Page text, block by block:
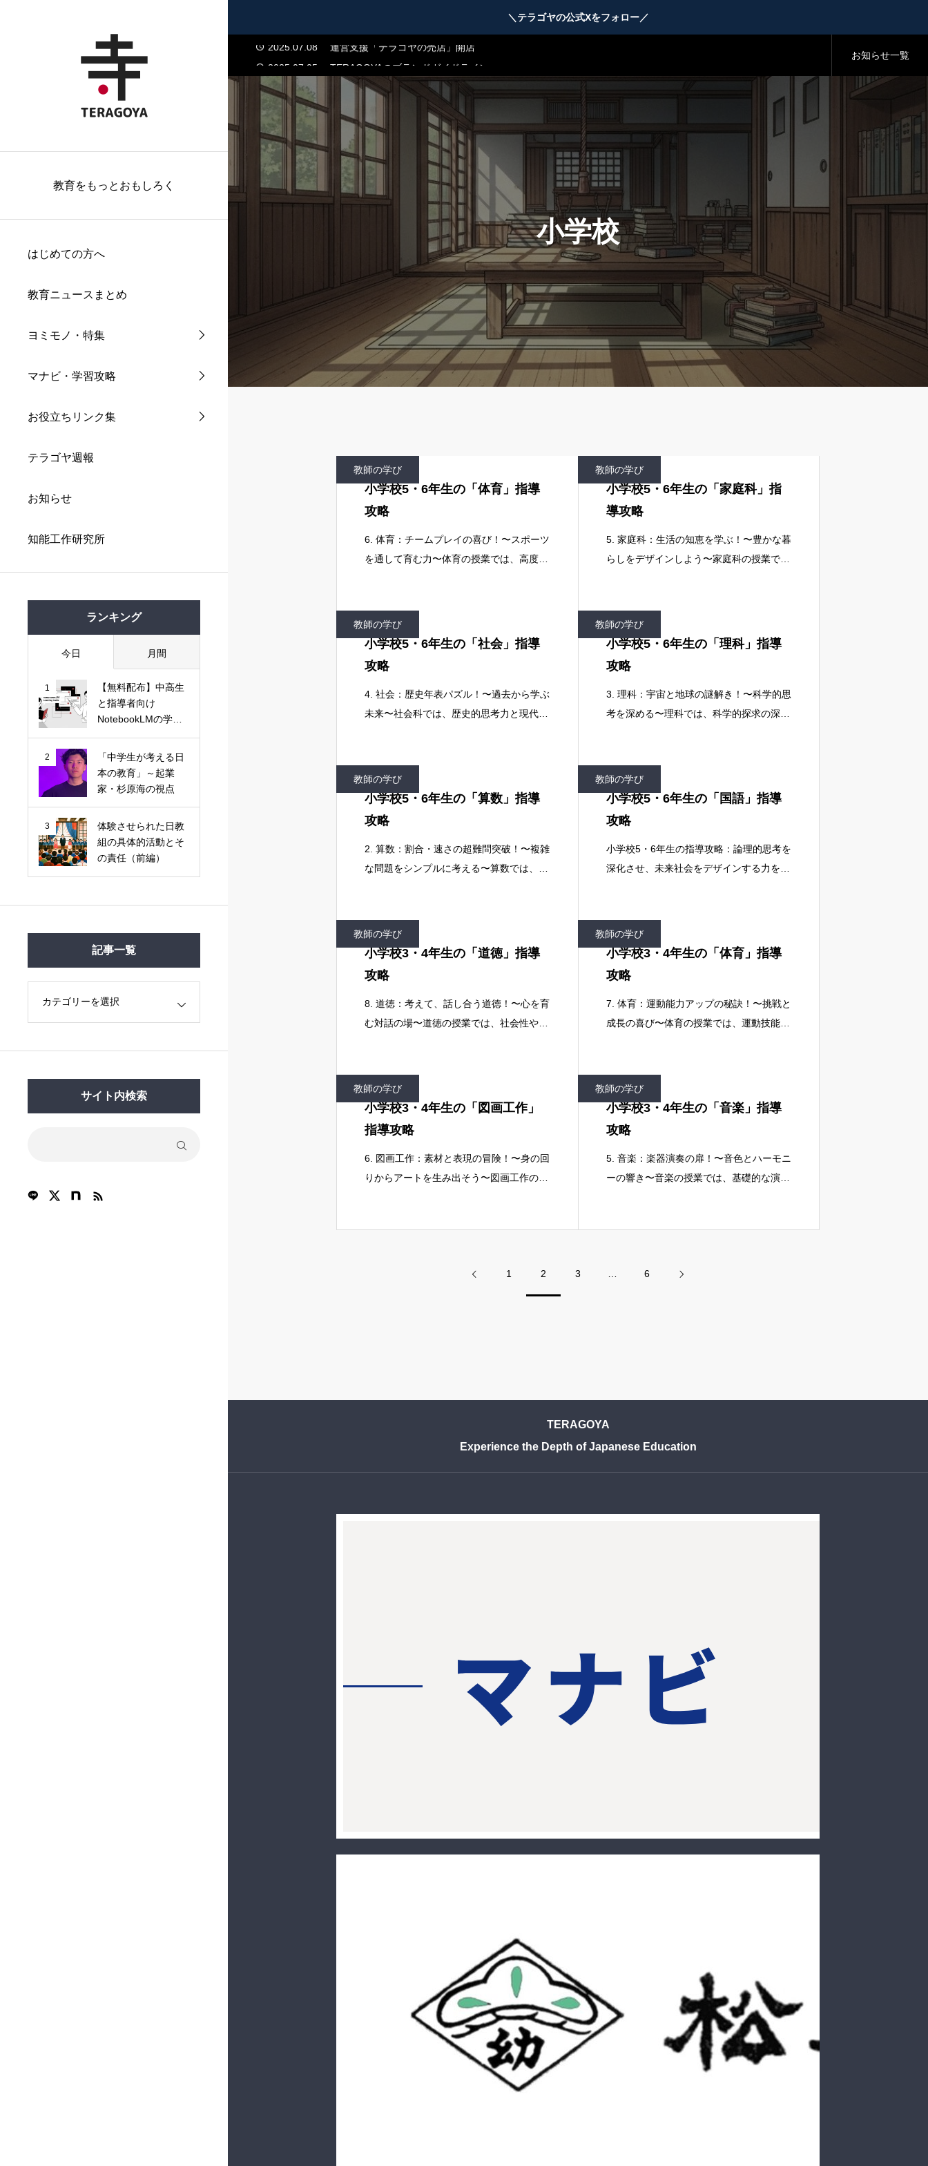
＼テラゴヤの公式Xをフォロー／
教育をもっとおもしろく
はじめての方へ
教育ニュースまとめ
ヨミモノ・特集
マナビ・学習攻略
お役立ちリンク集
テラゴヤ週報
お知らせ
知能工作研究所
ランキング
今日 月間
1
【無料配布】中高生
と指導者向け
NotebookLMの学習
2
「中学生が考える日
本の教育」～起業
家・杉原海の視点
3
体験させられた日教
組の具体的活動とそ
の責任（前編）
記事一覧
サイト内検索
2025.07.08
運営支援「テラゴヤの売店」開店
TERAGOYAのブランドガイドライン
2025.07.04
テラゴヤ正式公開のお知らせ
2024.01.23
テラゴヤβ版公開のお知らせ
2025.07.08
運営支援「テラゴヤの売店」開店
2025.07.05
TERAGOYAのブランドガイドライン
お知らせ一覧
小学校
教師の学び
小学校5・6年生の「体育」指導
攻略
6. 体育：チームプレイの喜び！〜スポーツ
を通して育む力〜体育の授業では、高度な
も
教師の学び
小学校5・6年生の「家庭科」指
導攻略
5. 家庭科：生活の知恵を学ぶ！〜豊かな暮
らしをデザインしよう〜家庭科の授業で
法を学
教師の学び
小学校5・6年生の「社会」指導
攻略
4. 社会：歴史年表パズル！〜過去から学ぶ
未来〜社会科では、歴史的思考力と現代社
教師の学び
小学校5・6年生の「理科」指導
攻略
3. 理科：宇宙と地球の謎解き！〜科学的思
考を深める〜理科では、科学的探求の深化
的思
教師の学び
小学校5・6年生の「算数」指導
攻略
2. 算数：割合・速さの超難問突破！〜複雑
な問題をシンプルに考える〜算数では、抽
ュ
教師の学び
小学校5・6年生の「国語」指導
攻略
小学校5・6年生の指導攻略：論理的思考を
深化させ、未来社会をデザインする力を育
に
教師の学び
小学校3・4年生の「道徳」指導
攻略
8. 道徳：考えて、話し合う道徳！〜心を育
む対話の場〜道徳の授業では、社会性や倫
き
教師の学び
小学校3・4年生の「体育」指導
攻略
7. 体育：運動能力アップの秘訣！〜挑戦と
成長の喜び〜体育の授業では、運動技能の
身
教師の学び
小学校3・4年生の「図画工作」
指導攻略
6. 図画工作：素材と表現の冒険！〜身の回
りからアートを生み出そう〜図画工作の授
教師の学び
小学校3・4年生の「音楽」指導
攻略
5. 音楽：楽器演奏の扉！〜音色とハーモニ
ーの響き〜音楽の授業では、基礎的な演奏
1
2 3 6
TERAGOYA
Experience the Depth of Japanese Education